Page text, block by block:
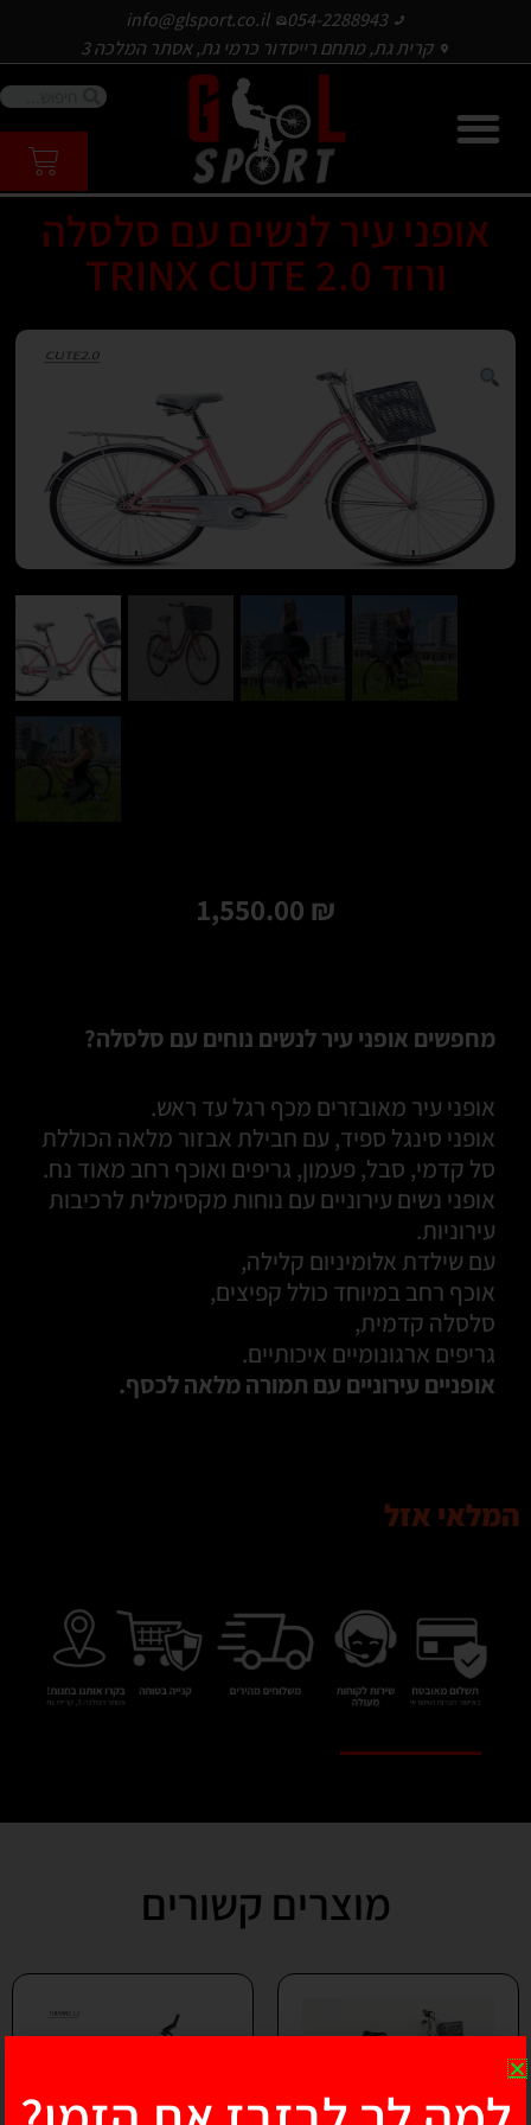
054-2288943
info@glsport.co.il
קרית גת, מתחם רייסדור כרמי גת, אסתר המלכה 3
אופני עיר לנשים עם סלסלה
ורוד TRINX CUTE 2.0
מחפשים אופני עיר לנשים נוחים עם סלסלה?
אופני עיר מאובזרים מכף רגל עד ראש.
אופני סינגל ספיד, עם חבילת אבזור מלאה הכוללת
סל קדמי, סבל, פעמון, גריפים ואוכף רחב מאוד נח.
אופני נשים עירוניים עם נוחות מקסימלית לרכיבות
עירוניות.
עם שילדת אלומיניום קלילה,
אוכף רחב במיוחד כולל קפיצים,
סלסלה קדמית,
גריפים ארגונומיים איכותיים.
אופניים עירוניים עם תמורה מלאה לכסף.
המלאי אזל
1,550.00 ₪
מוצרים קשורים